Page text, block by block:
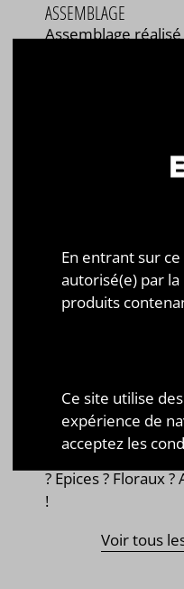
ASSEMBLAGE
Assemblage réalisé
et de
Vapotage®.
+ DE 200
Fabricant
Nouvelle Aquitaine,
large gamme de
mentholées !
! Rue du
trouverez nul part
tels que le
exclusifs les uns
large choix de
? Epices ? Floraux
!
Voir tous
En entrant sur
autorisé(e) par
produits
Ce site utilise
expérience de
acceptez les